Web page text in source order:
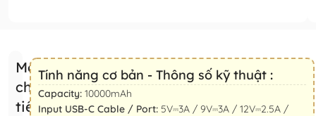
Mô tả
chi
tiết
Tính năng cơ bản - Thông số kỹ thuật :
Capacity: 10000mAh
Input USB-C Cable / Port: 5V⎓3A / 9V⎓3A / 12V⎓2.5A /